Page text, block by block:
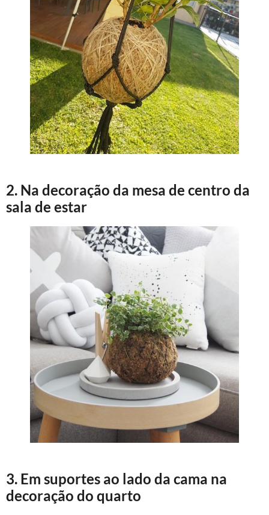
2. Na decoração da mesa de centro da
sala de estar
3. Em suportes ao lado da cama na
decoração do quarto